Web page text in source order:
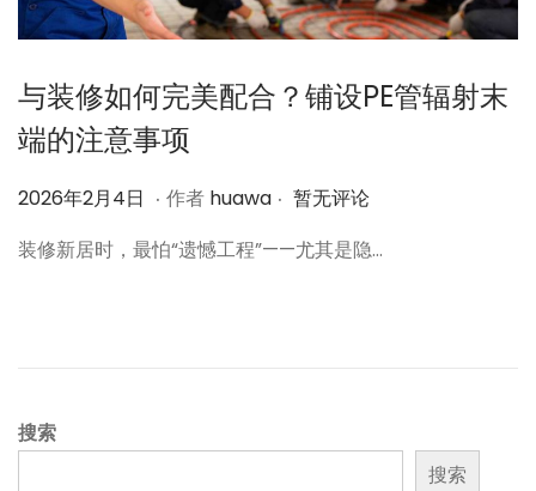
与装修如何完美配合？铺设PE管辐射末
端的注意事项
作
2026年2月4日 2
2
. 作者 huawa . 暂无评论
装修新居时，最怕“遗憾工程”——尤其是隐…
搜索
搜索